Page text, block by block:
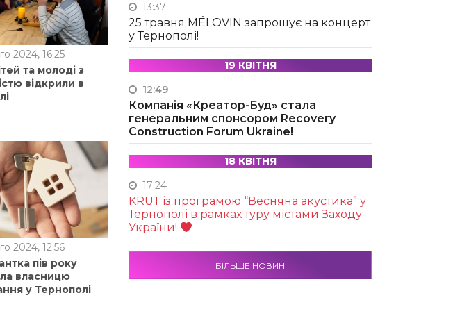
2024, 16:25
та молоді з
відкрили в
2024, 12:56
пів року
власницю
у Тернополі
13:37
25 травня MÉLOVIN запрошує на концерт
у Тернополі!
19 КВІТНЯ
12:49
Компанія «Креатор-Буд» стала
генеральним спонсором Recovery
Construction Forum Ukraine!
18 КВІТНЯ
17:24
KRUТ із програмою “Весняна акустика” у
Тернополі в рамках туру містами Заходу
України!
БІЛЬШЕ НОВИН